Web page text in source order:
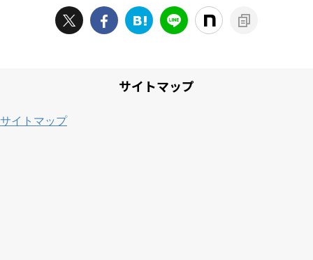
サイトマップ
サイトマップ